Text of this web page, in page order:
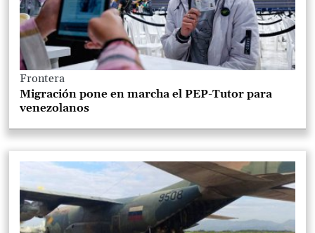
Frontera
Migración pone en marcha el PEP-Tutor para
venezolanos